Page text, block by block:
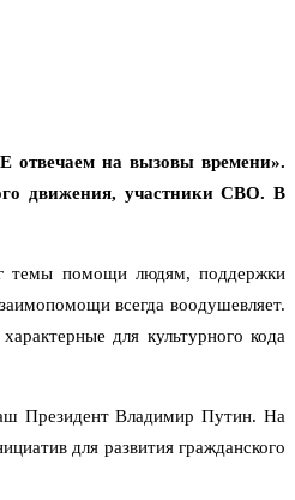
на вызовы времени».
движения, участники СВО. В
темы помощи людям, поддержки
всегда воодушевляет.
для культурного кода
Президент Владимир Путин. На
для развития гражданского